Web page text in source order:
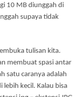
10 MB diunggah di
supaya tidak
tulisan kita.
membuat spasi antar
satu caranya adalah
kecil. Kalau bisa